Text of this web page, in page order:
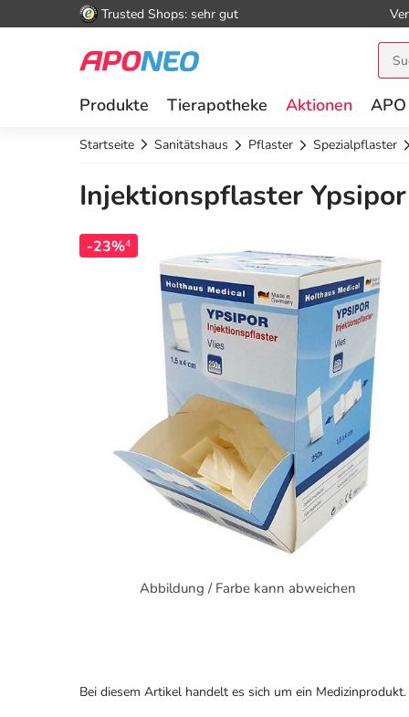
Trusted Shops: sehr gut
Produkte Tierapotheke Aktionen
Startseite Sanitätshaus Pflaster Spezialpflaster
Injektionspflaster
-23%4
Abbildung / Farbe kann abweichen
Bei diesem Artikel handelt es sich um ein Medizinprodukt.